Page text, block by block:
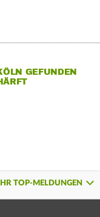
GEFUNDEN
TOP-MELDUNGEN